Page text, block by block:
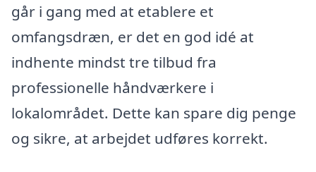
går i gang med at etablere et
omfangsdræn, er det en god idé at
indhente mindst tre tilbud fra
professionelle håndværkere i
lokalområdet. Dette kan spare dig penge
og sikre, at arbejdet udføres korrekt.